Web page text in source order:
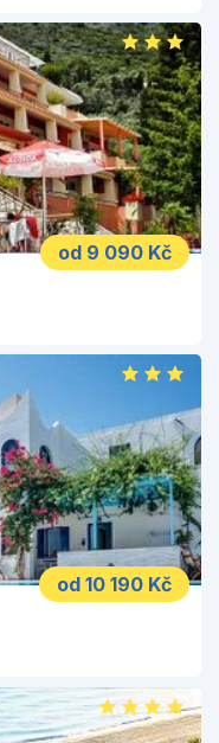
od 9 090 Kč
od 10 190 Kč